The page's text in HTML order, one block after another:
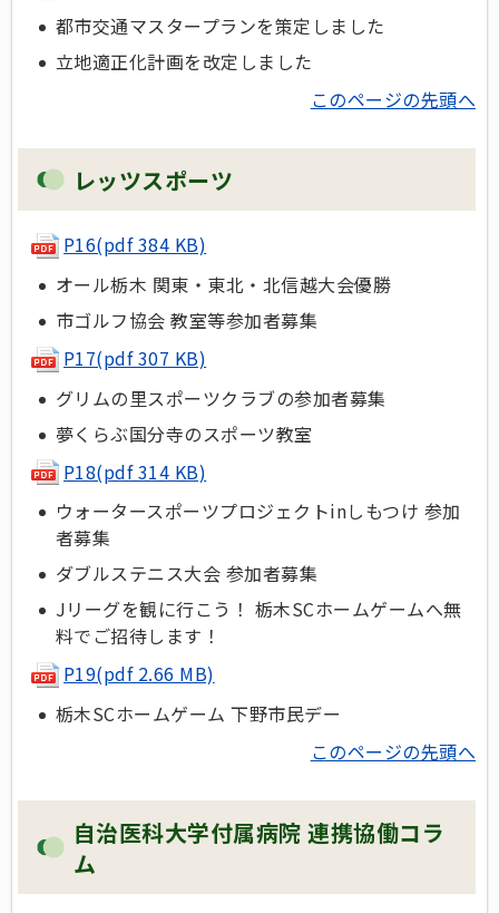
都市交通マスタープランを策定しました
立地適正化計画を改定しました
このページの先頭へ
レッツスポーツ
P16(pdf 384 KB)
オール栃木 関東・東北・北信越大会優勝
市ゴルフ協会 教室等参加者募集
P17(pdf 307 KB)
グリムの里スポーツクラブの参加者募集
夢くらぶ国分寺のスポーツ教室
P18(pdf 314 KB)
ウォータースポーツプロジェクトinしもつけ 参加
者募集
ダブルステニス大会 参加者募集
Jリーグを観に行こう！ 栃木SCホームゲームへ無
料でご招待します！
P19(pdf 2.66 MB)
栃木SCホームゲーム 下野市民デー
このページの先頭へ
自治医科大学付属病院 連携協働コラ
ム